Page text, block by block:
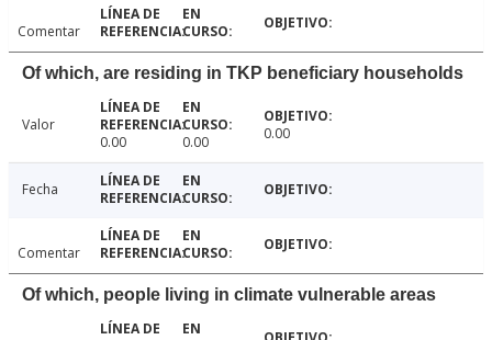
Comentar
Of which, are residing in TKP beneficiary households
Valor
0.00
0.00 0.00
Fecha
Comentar
Of which, people living in climate vulnerable areas